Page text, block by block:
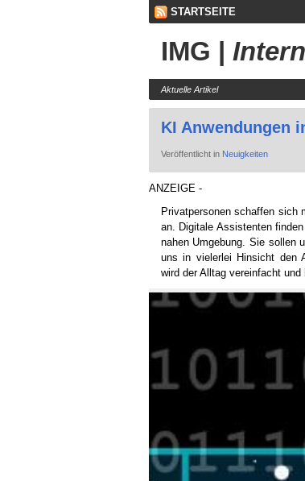
STARTSEITE
IMG |
Aktuelle Artikel
KI Anwendungen
Veröffentlicht in Neuigkeiten
ANZEIGE -
Privatpersonen schaffen sich
an. Digitale Assistenten
nahen Umgebung. Sie sollen
uns in vielerlei Hinsicht den
wird der Alltag vereinfacht